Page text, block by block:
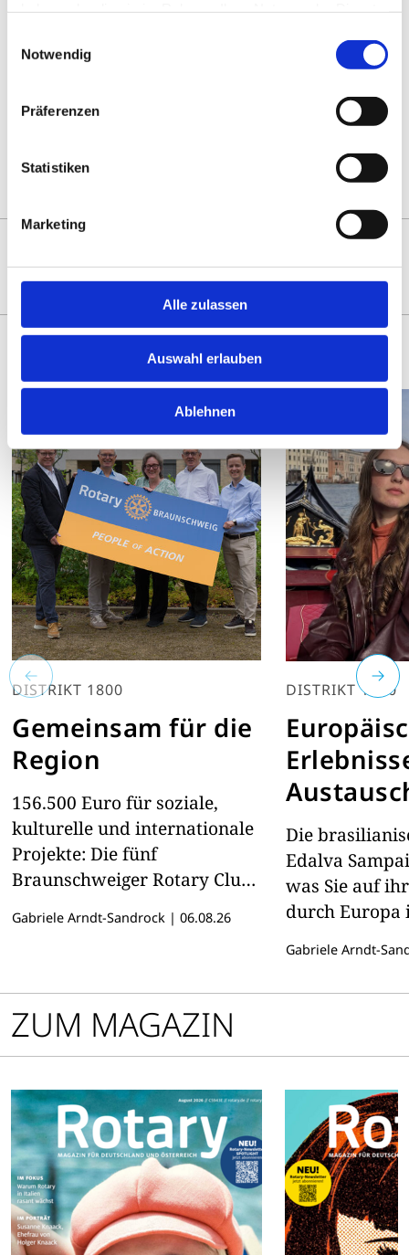
Notwendig
Präferenzen
Statistiken
Marketing
Alle zulassen
Auswahl erlauben
Ablehnen
Gehorsam.
Teilen 0
DAS KÖNNTE SIE AUCH
INTERESSIEREN
DISTRIKT 1800
Gemeinsam für die
Region
156.500 Euro für soziale,
kulturelle und internationale
Projekte: Die fünf
Braunschweiger Rotary Clubs
engagiertes rotarisches Jahr
Gabriele Arndt-Sandrock | 06.08.26
DISTRIKT 1800
Die
Edalva
was Sie auf
durch Europa
hat
Gabriele Arndt-
ZUM MAGAZIN